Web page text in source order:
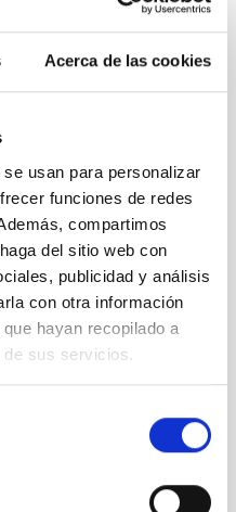
Acerca de las cookies
usan para personalizar
funciones de redes
compartimos
del sitio web con
publicidad y análisis
con otra información
hayan recopilado a
de sus servicios.
de campos
solar; la dinámica y el
mecanismos que generan
AstrografoSTC/
divulgacion.php?